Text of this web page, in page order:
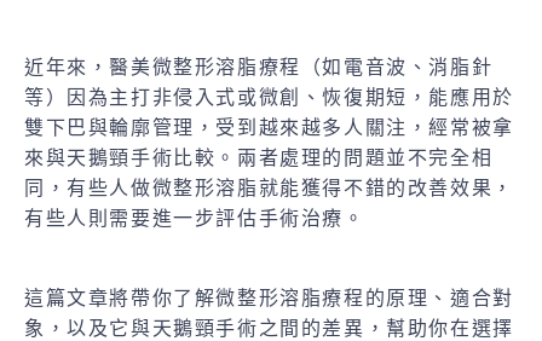
近年來，醫美微整形溶脂療程（如電音波、消脂針
等）因為主打非侵入式或微創、恢復期短，能應用於
雙下巴與輪廓管理，受到越來越多人關注，經常被拿
來與天鵝頸手術比較。兩者處理的問題並不完全相
同，有些人做微整形溶脂就能獲得不錯的改善效果，
有些人則需要進一步評估手術治療。
這篇文章將帶你了解微整形溶脂療程的原理、適合對
象，以及它與天鵝頸手術之間的差異，幫助你在選擇